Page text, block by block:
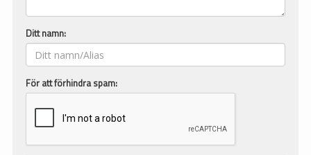
Ditt namn:
För att förhindra spam: